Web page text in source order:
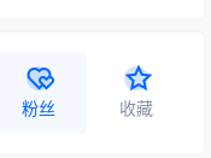
粉丝 收藏